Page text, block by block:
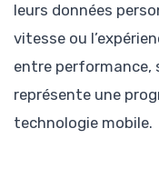
leurs données
vitesse ou
entre
représente une
technologie mobile.